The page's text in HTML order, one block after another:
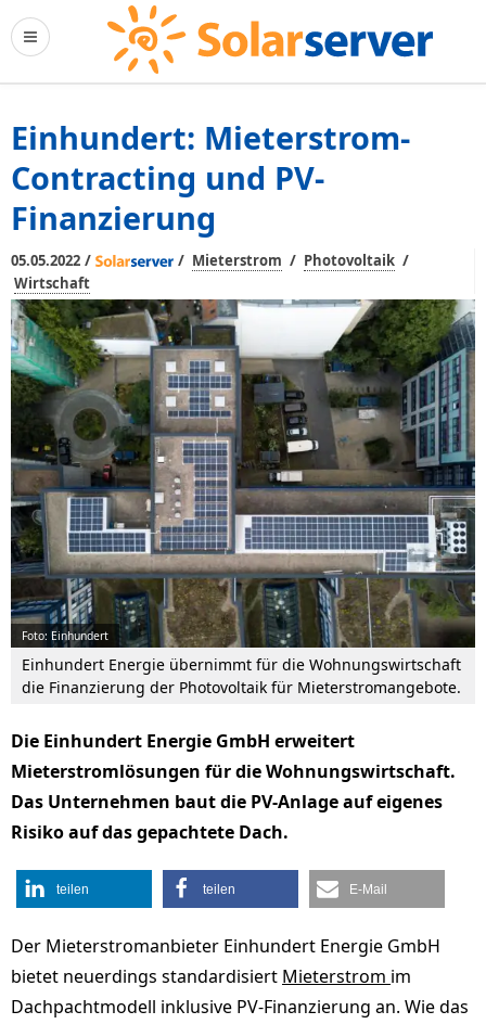
Einhundert: Mieterstrom-
Contracting und PV-
Finanzierung
05.05.2022 / / Mieterstrom / Photovoltaik /
Wirtschaft
Foto: Einhundert
Einhundert Energie übernimmt für die Wohnungswirtschaft
die Finanzierung der Photovoltaik für Mieterstromangebote.
Die Einhundert Energie GmbH erweitert
Mieterstromlösungen für die Wohnungswirtschaft.
Das Unternehmen baut die PV-Anlage auf eigenes
Risiko auf das gepachtete Dach.
teilen teilen E-Mail
Der Mieterstromanbieter Einhundert Energie GmbH
bietet neuerdings standardisiert Mieterstrom im
Dachpachtmodell inklusive PV-Finanzierung an. Wie das